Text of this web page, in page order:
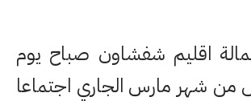
اقليم شفشاون صباح يوم
من شهر مارس الجاري اجتماعا